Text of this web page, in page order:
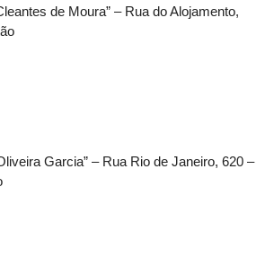
de Moura” – Rua do Alojamento,
Garcia” – Rua Rio de Janeiro, 620 –